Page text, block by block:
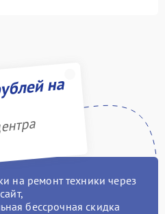
на
на ремонт техники через
сайт,
бессрочная скидка